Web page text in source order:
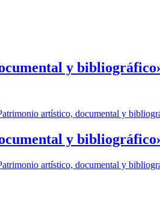
y
artístico, documental y
y
artístico, documental y